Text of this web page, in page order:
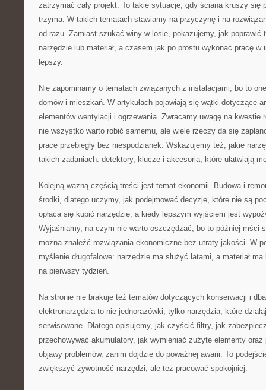
zatrzymać cały projekt. To takie sytuacje, gdy ściana kruszy się
trzyma. W takich tematach stawiamy na przyczynę i na
od razu. Zamiast szukać winy w losie, pokazujemy, jak poprawić
narzędzie lub materiał, a czasem jak po prostu wykonać pracę w
lepszy.
Nie zapominamy o tematach związanych z instalacjami, bo to
domów i mieszkań. W artykułach pojawiają się wątki dotyczące
elementów wentylacji i ogrzewania. Zwracamy uwagę na kwestie
nie wszystko warto robić samemu, ale wiele rzeczy da się
prace przebiegły bez niespodzianek. Wskazujemy też, jakie
takich zadaniach: detektory, klucze i akcesoria, które ułatwiają
Kolejną ważną częścią treści jest temat ekonomii. Budowa i
środki, dlatego uczymy, jak podejmować decyzje, które nie są
opłaca się kupić narzędzie, a kiedy lepszym wyjściem jest
Wyjaśniamy, na czym nie warto oszczędzać, bo to później mści
można znaleźć rozwiązania ekonomiczne bez utraty jakości. W
myślenie długofalowe: narzędzie ma służyć latami, a materiał
na pierwszy tydzień.
Na stronie nie brakuje też tematów dotyczących konserwacji i
elektronarzędzia to nie jednorazówki, tylko narzędzia, które
serwisowane. Dlatego opisujemy, jak czyścić filtry, jak
przechowywać akumulatory, jak wymieniać zużyte elementy
objawy problemów, zanim dojdzie do poważnej awarii. To
zwiększyć żywotność narzędzi, ale też pracować spokojniej.